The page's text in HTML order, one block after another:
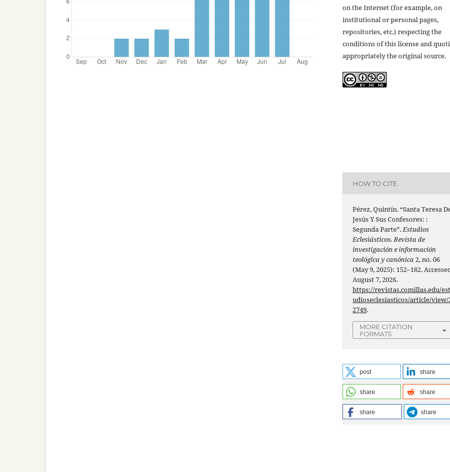
on the Internet (for example, on
institutional or personal pages,
repositories, etc.) respecting the
conditions of this license and
appropriately the original source.
HOW TO CITE
Pérez, Quintín. “Santa Teresa
Jesús Y Sus Confesores: :
Segunda Parte”.Estudios
Eclesiásticos. Revista de
investigación e información
teológica y canónica2, no. 06
(May 9, 2025): 152–182.
August 7, 2026.
https://revistas.comillas.edu/est
udioseclesiasticos/article/view/
2749.
MORE CITATION
FORMATS
post share
share share
share share